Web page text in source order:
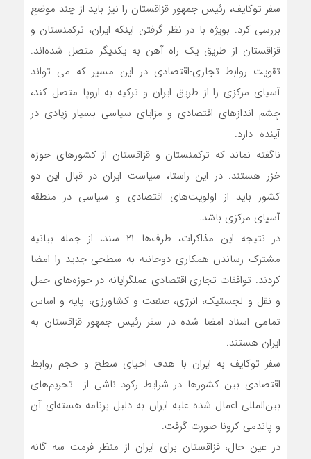
سفر توکایف، رئیس جمهور قزاقستان را نیز باید از چند موضع
بررسی کرد. بویژه با در نظر گرفتن اینکه ایران، ترکمنستان و
قزاقستان از طریق یک راه آهن به یکدیگر متصل شده‌اند.
تقویت روابط تجاری-اقتصادی در این مسیر که می تواند
آسیای مرکزی را از طریق ایران و ترکیه به اروپا متصل کند،
چشم اندازهای اقتصادی و مزایای سیاسی بسیار زیادی در
آینده دارد.
ناگفته نماند که ترکمنستان و قزاقستان از کشورهای حوزه
خزر هستند. در این راستا، سیاست ایران در قبال این دو
کشور باید از اولویت‌های اقتصادی و سیاسی در منطقه
آسیای مرکزی باشد.
در نتیجه این مذاکرات، طرف‌ها ۲۱ سند، از جمله بیانیه
مشترک رساندن همکاری دوجانبه به سطحی جدید را امضا
کردند. توافقات تجاری-اقتصادی عملگرایانه در حوزه‌های حمل
و نقل و لجستیک، انرژی، صنعت و کشاورزی، پایه و اساس
تمامی اسناد امضا شده در سفر رئیس جمهور قزاقستان به
ایران هستند.
سفر توکایف به ایران با هدف احیای سطح و حجم روابط
اقتصادی بین کشورها در شرایط رکود ناشی از تحریم‌های
بین‌المللی اعمال شده علیه ایران به دلیل برنامه هسته‌ای آن
و پاندمی کرونا صورت گرفت.
در عین حال، قزاقستان برای ایران از منظر فرمت سه گانه